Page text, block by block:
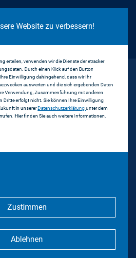
Website zu verbessern!
erteilen, verwenden wir die Dienste der etracker
Durch einen Klick auf den Button
Einwilligung dahingehend, dass wir Ihr
auswerten und die sich ergebenden Daten
Verwendung, Zusammenführung mit anderen
Dritte erfolgt nicht. Sie können Ihre Einwilligung
in unsererDatenschutzerklärung unter dem
Hier finden Sie auch weitere Informationen.
Zustimmen
Ablehnen